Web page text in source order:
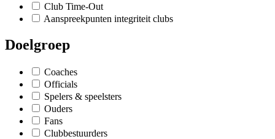
Club Time-Out
Aanspreekpunten integriteit clubs
Doelgroep
Coaches
Officials
Spelers & speelsters
Ouders
Fans
Clubbestuurders